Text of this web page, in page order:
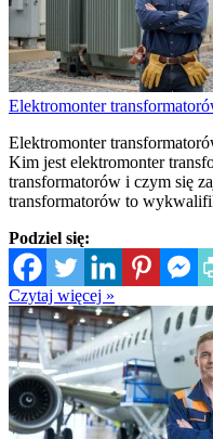
Elektromonter
Elektromonter
Kim jest elektromonter
transformatorów i czym się
transformatorów to
Podziel się:
Czytaj więcej »